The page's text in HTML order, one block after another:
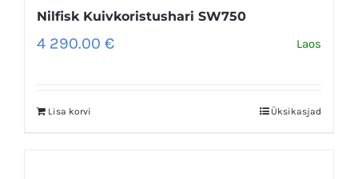
Nilfisk Kuivkoristushari SW750
4 290.00 € Laos
Lisa korvi Üksikasjad